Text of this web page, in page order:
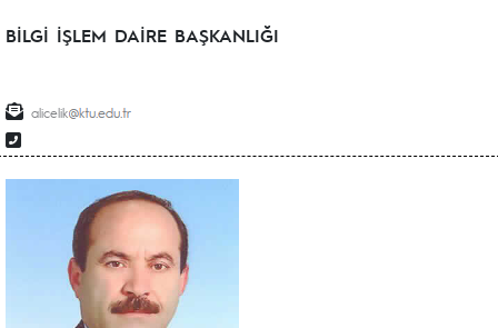
BİLGİ İŞLEM DAİRE BAŞKANLIĞI
alicelik